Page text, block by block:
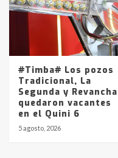
#Timba# Los pozos
Tradicional, La
Segunda y Revancha
quedaron vacantes
en el Quini 6
5 agosto, 2026